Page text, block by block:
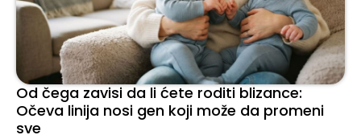
Od čega zavisi da li ćete roditi blizance:
Očeva linija nosi gen koji može da promeni
sve